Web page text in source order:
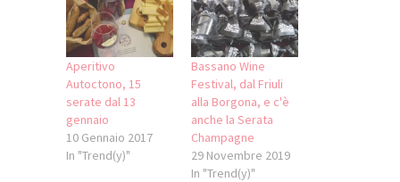
Aperitivo
Autoctono, 15
serate dal 13
gennaio
10 Gennaio 2017
In "Trend(y)"
Bassano Wine
Festival, dal Friuli
alla Borgona, e c'è
anche la Serata
Champagne
29 Novembre 2019
In "Trend(y)"